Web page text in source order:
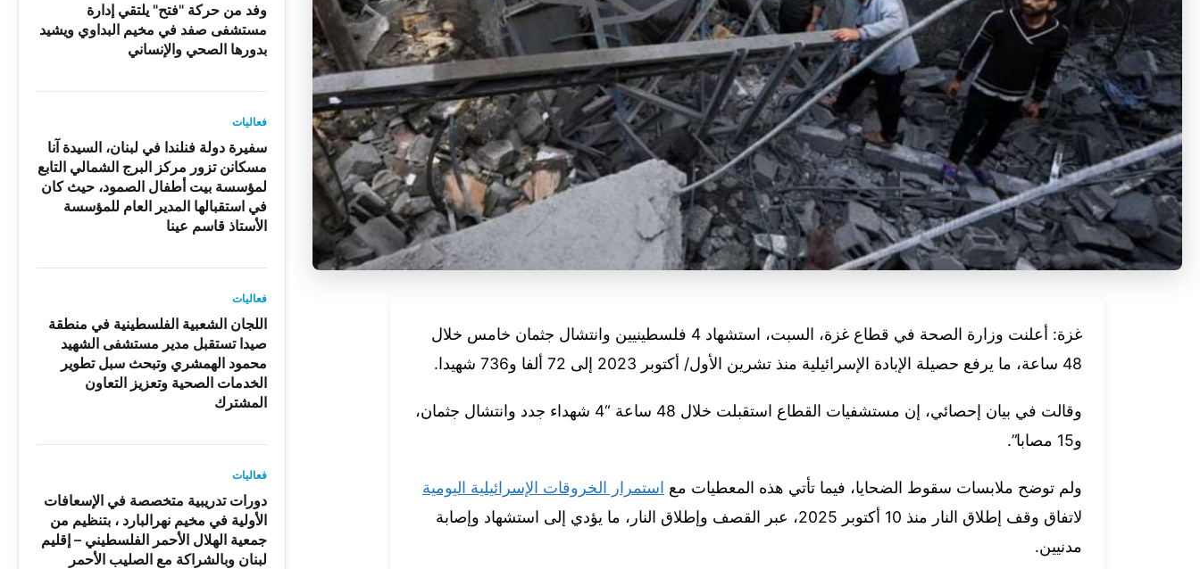
غزة: أعلنت وزارة الصحة في قطاع غزة، السبت، استشهاد 4 فلسطينيين وانتشال جثمان خامس خلال
48 ساعة، ما يرفع حصيلة الإبادة الإسرائيلية منذ تشرين الأول/ أكتوبر 2023 إلى 72 ألفا و736 شهيدا.
وقالت في بيان إحصائي، إن مستشفيات القطاع استقبلت خلال 48 ساعة “4 شهداء جدد وانتشال جثمان،
و15 مصابا”.
ولم توضح ملابسات سقوط الضحايا، فيما تأتي هذه المعطيات مع استمرار الخروقات الإسرائيلية اليومية
لاتفاق وقف إطلاق النار منذ 10 أكتوبر 2025، عبر القصف وإطلاق النار، ما يؤدي إلى استشهاد وإصابة
مدنيين.
وفد من حركة "فتح" يلتقي إدارة
مستشفى صفد في مخيم البداوي ويشيد
بدورها الصحي والإنساني
فعاليات
سفيرة دولة فنلندا في لبنان، السيدة آنا
مسكانن تزور مركز البرج الشمالي التابع
لمؤسسة بيت أطفال الصمود، حيث كان
في استقبالها المدير العام للمؤسسة
الأستاذ قاسم عينا
فعاليات
اللجان الشعبية الفلسطينية في منطقة
صيدا تستقبل مدير مستشفى الشهيد
محمود الهمشري وتبحث سبل تطوير
الخدمات الصحية وتعزيز التعاون
المشترك
فعاليات
دورات تدريبية متخصصة في الإسعافات
الأولية في مخيم نهرالبارد ، بتنظيم من
جمعية الهلال الأحمر الفلسطيني – إقليم
لبنان وبالشراكة مع الصليب الأحمر